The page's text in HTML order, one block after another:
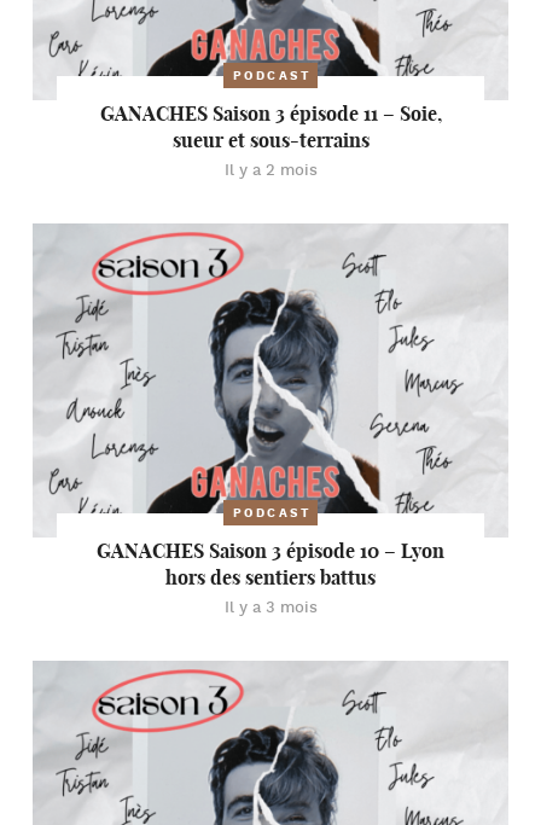
PODCAST
GANACHES Saison 3 épisode 11 – Soie,
sueur et sous-terrains
Il y a 2 mois
PODCAST
GANACHES Saison 3 épisode 10 – Lyon
hors des sentiers battus
Il y a 3 mois